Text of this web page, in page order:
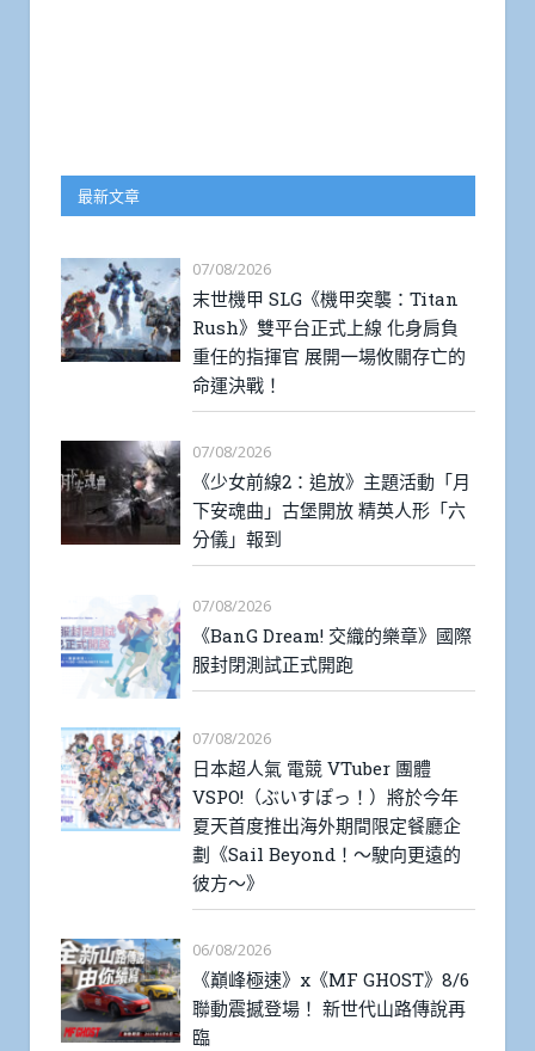
最新文章
07/08/2026
末世機甲 SLG《機甲突襲：Titan
Rush》雙平台正式上線 化身肩負
重任的指揮官 展開一場攸關存亡的
命運決戰！
07/08/2026
《少女前線2：追放》主題活動「月
下安魂曲」古堡開放 精英人形「六
分儀」報到
07/08/2026
《BanG Dream! 交織的樂章》國際
服封閉測試正式開跑
07/08/2026
日本超人氣 電競 VTuber 團體
VSPO!（ぶいすぽっ！）將於今年
夏天首度推出海外期間限定餐廳企
劃《Sail Beyond！～駛向更遠的
彼方～》
06/08/2026
《巔峰極速》x《MF GHOST》8/6
聯動震撼登場！ 新世代山路傳說再
臨